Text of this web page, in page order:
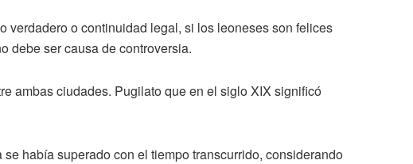
verdadero o continuidad legal, si los leoneses son felices
debe ser causa de controversia.
ambas ciudades. Pugilato que en el siglo XIX significó
había superado con el tiempo transcurrido, considerando